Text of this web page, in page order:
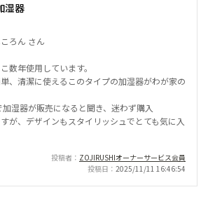
湿器
ろん さん
数年使用しています。
、清潔に使えるこのタイプの加湿器がわが家の
加湿器が販売になると聞き、迷わず購入
が、デザインもスタイリッシュでとても気に入
投稿者
ZOJIRUSHIオーナーサービス会員
投稿日
2025/11/11 16:46:54